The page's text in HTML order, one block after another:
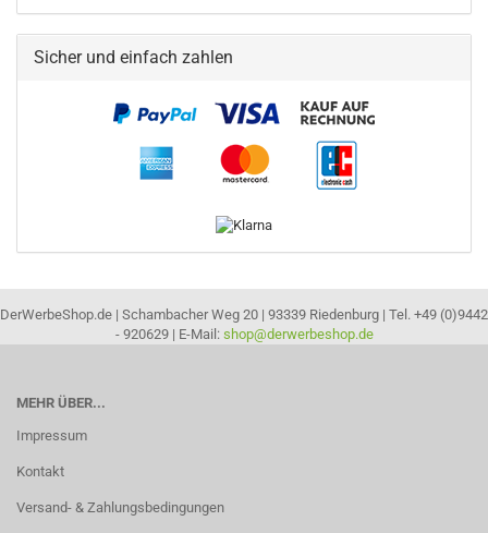
Sicher und einfach zahlen
DerWerbeShop.de | Schambacher Weg 20 | 93339 Riedenburg | Tel. +49 (0)9442
- 920629 | E-Mail: shop@derwerbeshop.de
MEHR ÜBER...
Impressum
Kontakt
Versand- & Zahlungsbedingungen